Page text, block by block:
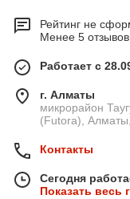
Рейтинг не
Менее 5
Работает с
г. Алматы
микрорайон
(Futora),
Контакты
Сегодня
Показать весь